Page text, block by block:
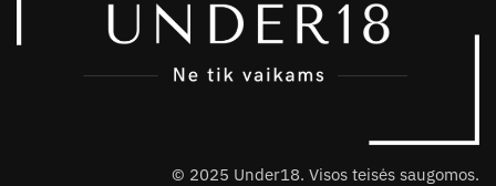
© 2025 Under18. Visos teisės saugomos.